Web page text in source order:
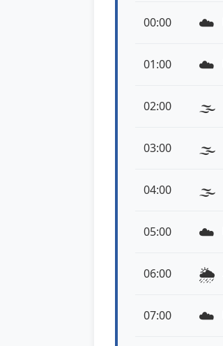
00:00 ☁️
01:00 ☁️
02:00 🌫️
03:00 🌫️
04:00 🌫️
05:00 ☁️
06:00 🌦️
07:00 ☁️